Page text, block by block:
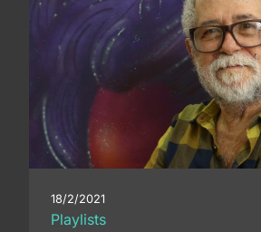
18/2/2021
Playlists